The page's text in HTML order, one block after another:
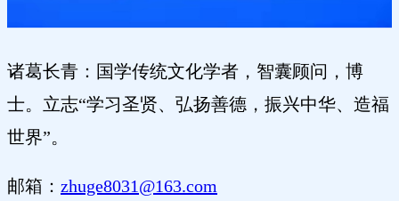
诸葛长青：国学传统文化学者，智囊顾问，博
士。立志“学习圣贤、弘扬善德，振兴中华、造福
世界”。
邮箱： zhuge8031@163.com